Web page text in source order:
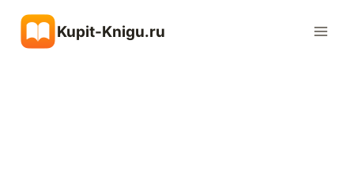
содержимому
Kupit-Knigu.ru